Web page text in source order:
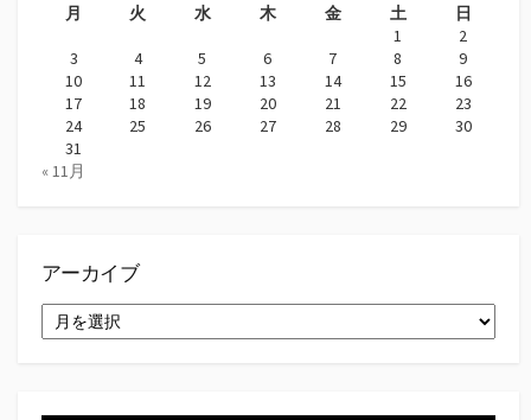
月
火 水 木 金 土
日
1
2
3
4 5 6 7 8
9
10
11 12 13 14 15
16
17
18 19 20 21 22
23
24
25 26 27 28 29
30
31
« 11月
アーカイブ
ー